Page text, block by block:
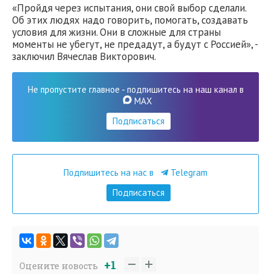
«Пройдя через испытания, они свой выбор сделали.
Об этих людях надо говорить, помогать, создавать
условия для жизни. Они в сложные для страны
моменты не убегут, не предадут, а будут с Россией», -
заключил Вячеслав Викторович.
Не пропустите главное - подпишитесь на наш канал в
MAX
Подписаться
Подпишитесь на нас в
Telegram
Подписаться
Оцените новость +1